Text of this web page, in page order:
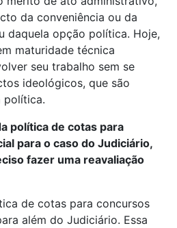
da conveniência ou da
daquela opção política. Hoje,
maturidade técnica
seu trabalho sem se
ideológicos, que são
política.
política de cotas para
para o caso do Judiciário,
fazer uma reavaliação
de cotas para concursos
além do Judiciário. Essa